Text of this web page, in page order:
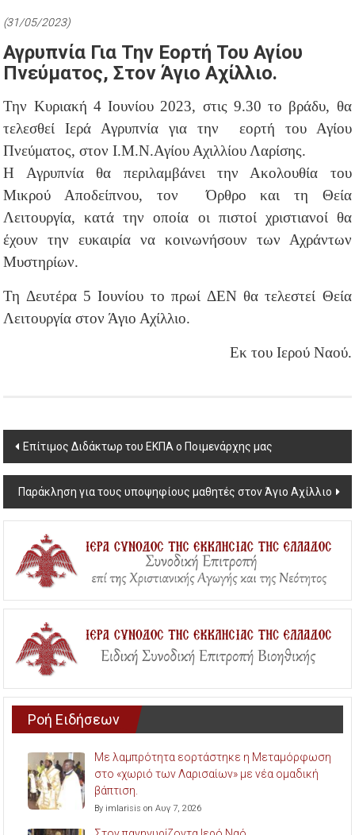
(31/05/2023)
Αγρυπνία Για Την Εορτή Του Αγίου
Πνεύματος, Στον Άγιο Αχίλλιο.
Την Κυριακή 4 Ιουνίου 2023, στις 9.30 το βράδυ, θα
τελεσθεί Ιερά Αγρυπνία για την εορτή του Αγίου
Πνεύματος, στον Ι.Μ.Ν.Αγίου Αχιλλίου Λαρίσης.
Η Αγρυπνία θα περιλαμβάνει την Ακολουθία του
Μικρού Αποδείπνου, τον Όρθρο και τη Θεία
Λειτουργία, κατά την οποία οι πιστοί χριστιανοί θα
έχουν την ευκαιρία να κοινωνήσουν των Αχράντων
Μυστηρίων.
Τη Δευτέρα 5 Ιουνίου το πρωί ΔΕΝ θα τελεστεί Θεία
Λειτουργία στον Άγιο Αχίλλιο.
Εκ του Ιερού Ναού.
Post
navigation
Επίτιμος Διδάκτωρ του ΕΚΠΑ ο Ποιμενάρχης μας
Παράκληση για τους υποψηφίους μαθητές στον Άγιο Αχίλλιο
Ροή Ειδήσεων
Με λαμπρότητα εορτάστηκε η Μεταμόρφωση
στο «χωριό των Λαρισαίων» με νέα ομαδική
βάπτιση.
By imlarisis on Αυγ 7, 2026